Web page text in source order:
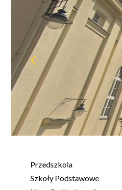
Przedszkola
Szkoły Podstawowe